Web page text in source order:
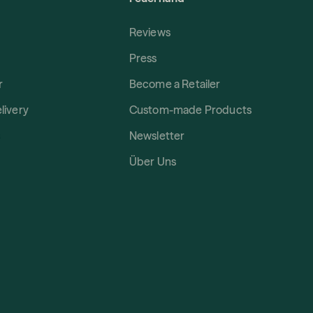
Reviews
Press
Become a Retailer
Custom-made Products
Newsletter
Über Uns